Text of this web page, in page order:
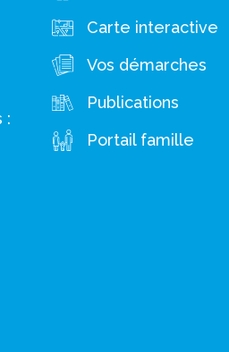
:
Carte interactive
Vos démarches
Publications
Portail famille